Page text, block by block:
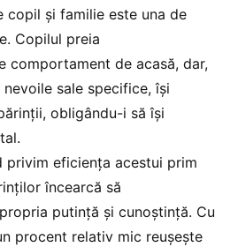
copil și familie este una de
Copilul preia
comportament de acasă, dar,
sale specifice, își
obligându-i să își
privim eficiența acestui prim
încearcă să
putință și cunoștință. Cu
procent relativ mic reușește